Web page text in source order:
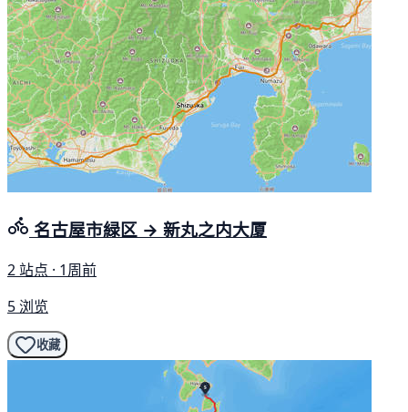
名古屋市緑区 → 新丸之内大厦
2 站点 · 1周前
5 浏览
收藏